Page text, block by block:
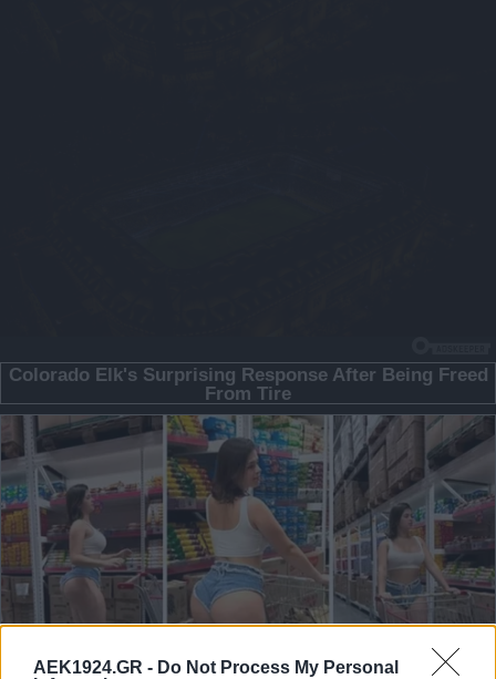
AEK1924.GR - Do Not Process My Personal